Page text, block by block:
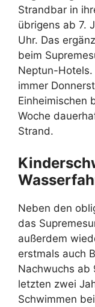
Strandbar in
übrigens ab 7.
Uhr. Das
beim
Neptun-
immer
Einheimischen
Woche
Strand.
Neben den
das
außerdem
erstmals auch
Nachwuchs ab
letzten zwei
Schwimmen